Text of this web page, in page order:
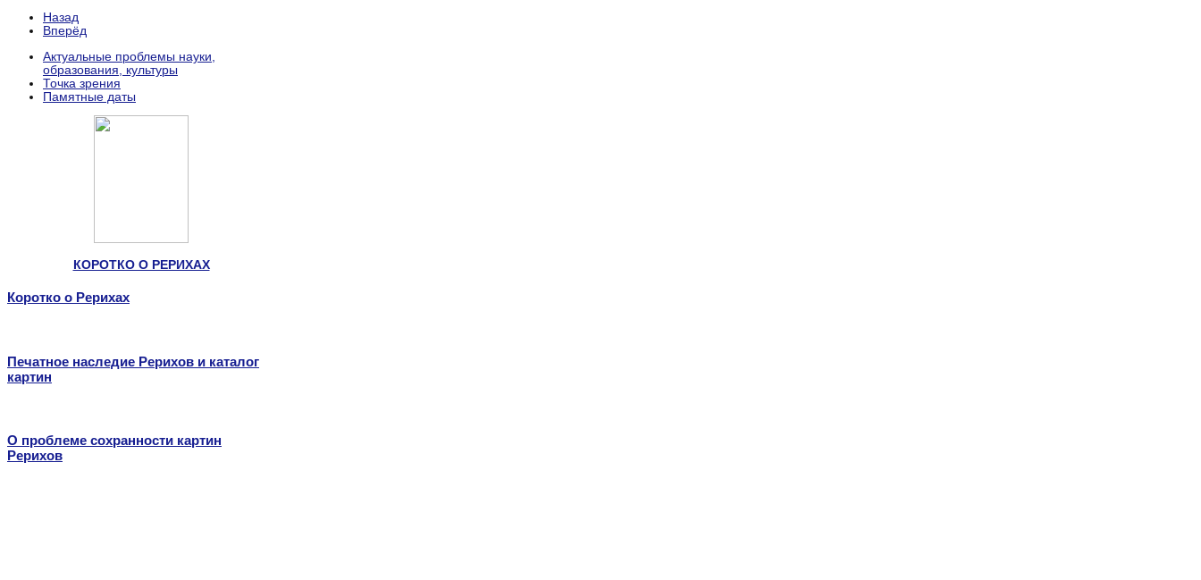
Назад
Вперёд
Актуальные проблемы науки,
образования, культуры
Точка зрения
Памятные даты
КОРОТКО О РЕРИХАХ
Коротко о Рерихах
Печатное наследие Рерихов и каталог
картин
О проблеме сохранности картин
Рерихов